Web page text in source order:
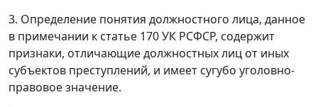
3. Определение понятия должностного лица, данное
в примечании к статье 170УК РСФСР, содержит
признаки, отличающие должностных лиц от иных
субъектов преступлений, и имеет сугубо уголовно-
правовое значение.